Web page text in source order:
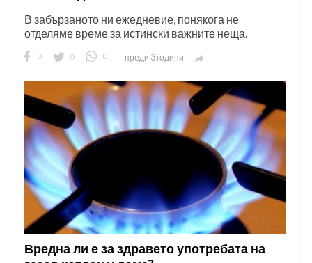
В забързаното ни ежедневие, понякога не
отделяме време за истински важните неща.
0 0 0 преди 3 години 
Вредна ли е за здравето употребата на